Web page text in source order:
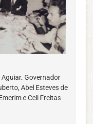
Aguiar. Governador
Abel Esteves de
e Celi Freitas